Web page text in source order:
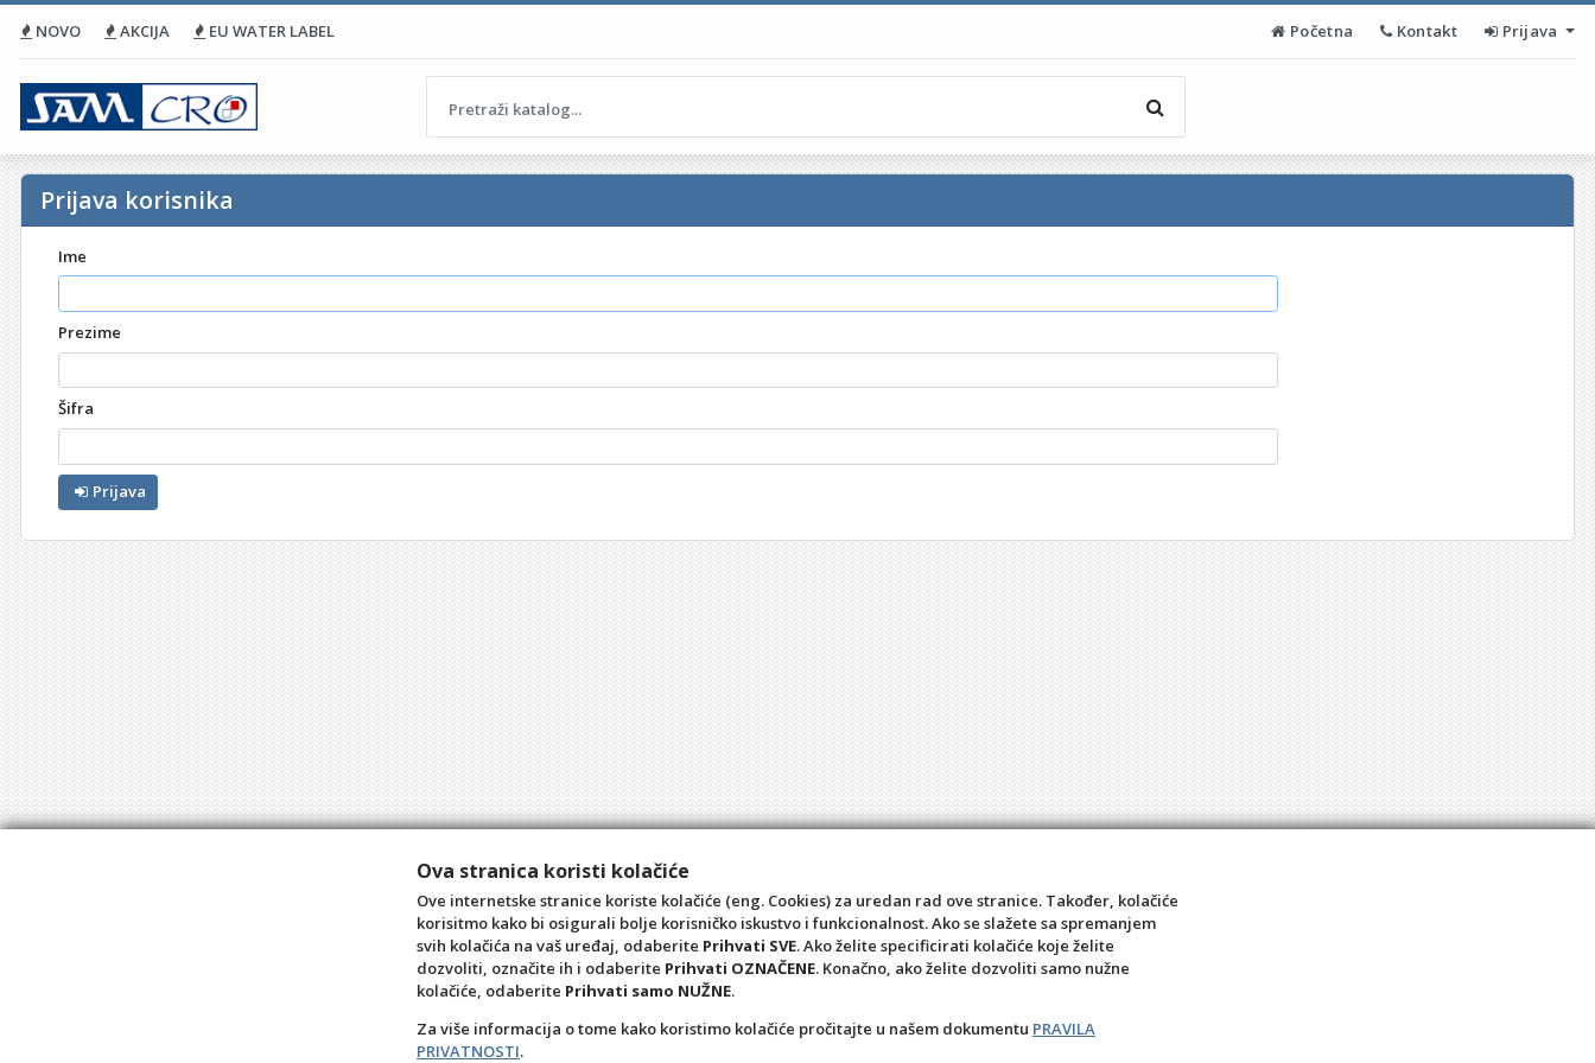
NOVO AKCIJA EU WATER LABEL Početna Kontakt Prijava
Prijava korisnika
Ime
Prezime
Šifra
Prijava
Ova stranica koristi kolačiće
Ove internetske stranice koriste kolačiće (eng. Cookies) za uredan rad ove stranice. Također, kolačiće
korisitmo kako bi osigurali bolje korisničko iskustvo i funkcionalnost. Ako se slažete sa spremanjem
svih kolačića na vaš uređaj, odaberite Prihvati SVE. Ako želite specificirati kolačiće koje želite
dozvoliti, označite ih i odaberite Prihvati OZNAČENE. Konačno, ako želite dozvoliti samo nužne
kolačiće, odaberite Prihvati samo NUŽNE.
Za više informacija o tome kako koristimo kolačiće pročitajte u našem dokumentu PRAVILA
PRIVATNOSTI.